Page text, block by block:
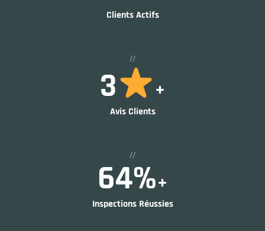
Clients Actifs
//
5 +
Avis Clients
//
89%+
Inspections Réussies